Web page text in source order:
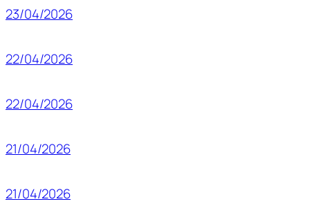
23/04/2026
22/04/2026
22/04/2026
21/04/2026
21/04/2026